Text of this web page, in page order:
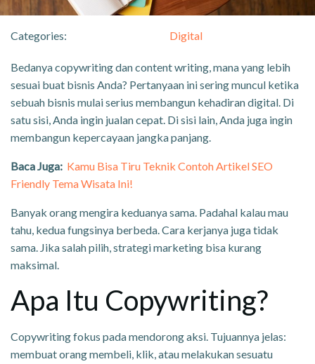
Categories: Digital
Bedanya copywriting dan content writing, mana yang lebih
sesuai buat bisnis Anda? Pertanyaan ini sering muncul ketika
sebuah bisnis mulai serius membangun kehadiran digital. Di
satu sisi, Anda ingin jualan cepat. Di sisi lain, Anda juga ingin
membangun kepercayaan jangka panjang.
Baca Juga: Kamu Bisa Tiru Teknik Contoh Artikel SEO
Friendly Tema Wisata Ini!
Banyak orang mengira keduanya sama. Padahal kalau mau
tahu, kedua fungsinya berbeda. Cara kerjanya juga tidak
sama. Jika salah pilih, strategi marketing bisa kurang
maksimal.
Apa Itu Copywriting?
Copywriting fokus pada mendorong aksi. Tujuannya jelas:
membuat orang membeli, klik, atau melakukan sesuatu